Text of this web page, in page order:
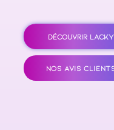
DÉCOUVRIR
NOS AVIS